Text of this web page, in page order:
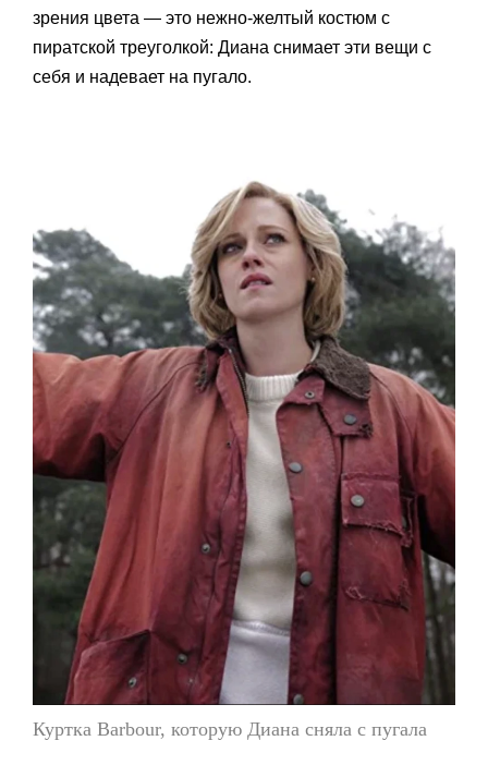
зрения цвета — это нежно-желтый костюм с
пиратской треуголкой: Диана снимает эти вещи с
себя и надевает на пугало.
Куртка Barbour, которую Диана сняла с пугала